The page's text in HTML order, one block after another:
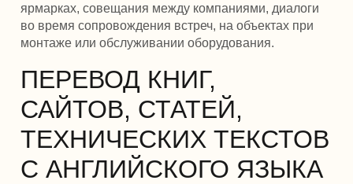
ярмарках, совещания между компаниями, диалоги
во время сопровождения встреч, на объектах при
монтаже или обслуживании оборудования.
ПЕРЕВОД КНИГ,
САЙТОВ, СТАТЕЙ,
ТЕХНИЧЕСКИХ ТЕКСТОВ
С АНГЛИЙСКОГО ЯЗЫКА